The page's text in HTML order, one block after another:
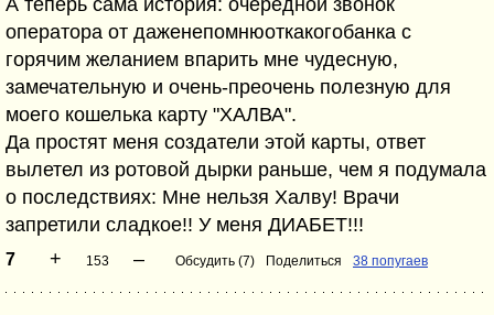
оператора от даженепомнюоткакогобанка с
горячим желанием впарить мне чудесную,
замечательную и очень-преочень полезную для
моего кошелька карту "ХАЛВА".
Да простят меня создатели этой карты, ответ
вылетел из ротовой дырки раньше, чем я подумала
о последствиях: Мне нельзя Халву! Врачи
запретили сладкое!! У меня ДИАБЕТ!!!
7 + 153 – Обсудить (7) Поделиться 38 попугаев